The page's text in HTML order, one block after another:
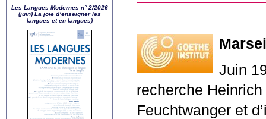
Juin
recherche
Feuchtwanger et
Les Langues Modernes n° 2/2026
(juin) La joie d’enseigner les
langues et en langues)